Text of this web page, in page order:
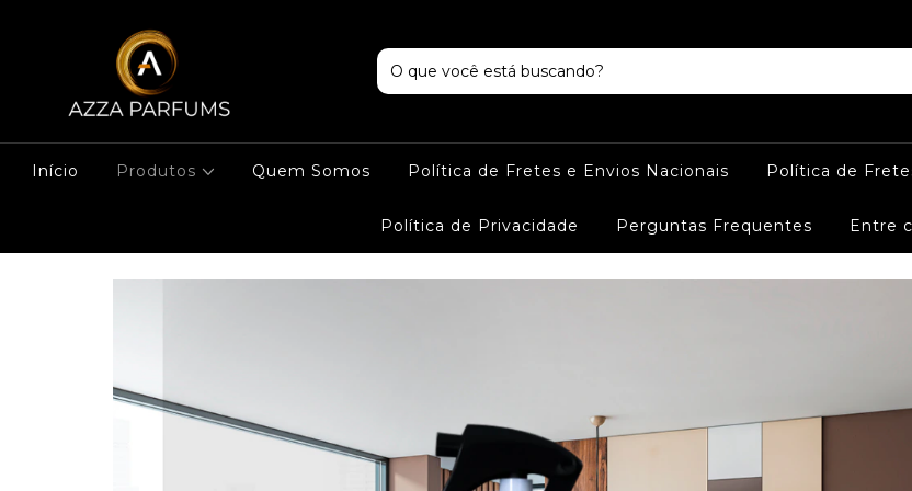
Início Produtos Quem Somos Política de Fretes e Envios Nacionais Política de
Política de Privacidade Perguntas Frequentes Entre